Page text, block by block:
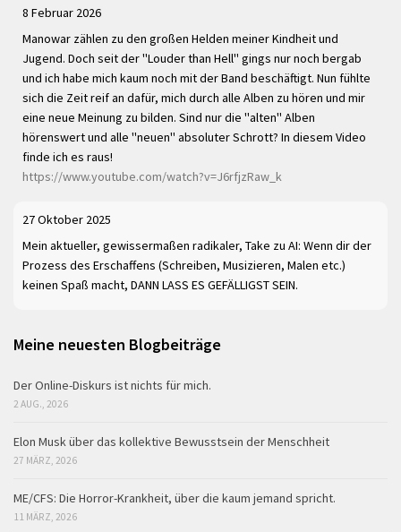
8 Februar 2026
Manowar zählen zu den großen Helden meiner Kindheit und
Jugend. Doch seit der "Louder than Hell" gings nur noch bergab
und ich habe mich kaum noch mit der Band beschäftigt. Nun fühlte
sich die Zeit reif an dafür, mich durch alle Alben zu hören und mir
eine neue Meinung zu bilden. Sind nur die "alten" Alben
hörenswert und alle "neuen" absoluter Schrott? In diesem Video
finde ich es raus!
https://www.youtube.com/watch?v=J6rfjzRaw_k
27 Oktober 2025
Mein aktueller, gewissermaßen radikaler, Take zu AI: Wenn dir der
Prozess des Erschaffens (Schreiben, Musizieren, Malen etc.)
keinen Spaß macht, DANN LASS ES GEFÄLLIGST SEIN.
Meine neuesten Blogbeiträge
Der Online-Diskurs ist nichts für mich.
2 AUG., 2026
Elon Musk über das kollektive Bewusstsein der Menschheit
27 MÄRZ, 2026
ME/CFS: Die Horror-Krankheit, über die kaum jemand spricht.
11 MÄRZ, 2026